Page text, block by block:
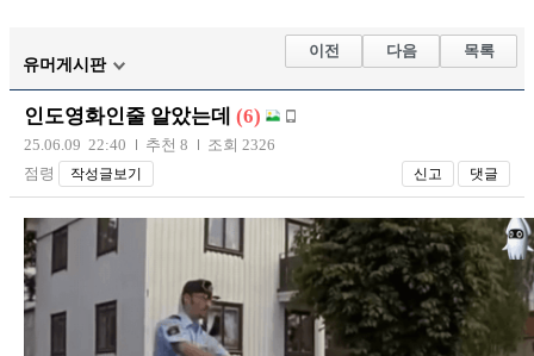
자유사진 군사/무기
트럭/버스
장착시공사진
유머게시판
이전 다음 목록
인도영화인줄 알았는데 (6)
25.06.09 22:40 추천 8
조회 2326
점령
작성글보기 신고 댓글